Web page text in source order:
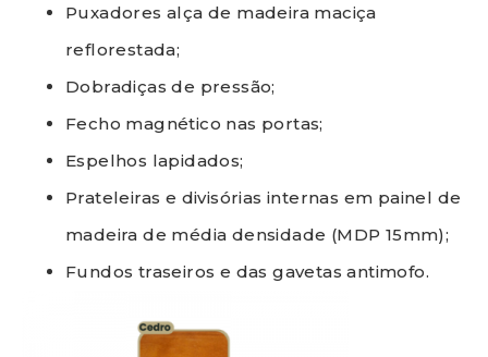
Puxadores alça de madeira maciça
reflorestada;
Dobradiças de pressão;
Fecho magnético nas portas;
Espelhos lapidados;
Prateleiras e divisórias internas em painel de
madeira de média densidade (MDP 15mm);
Fundos traseiros e das gavetas antimofo.